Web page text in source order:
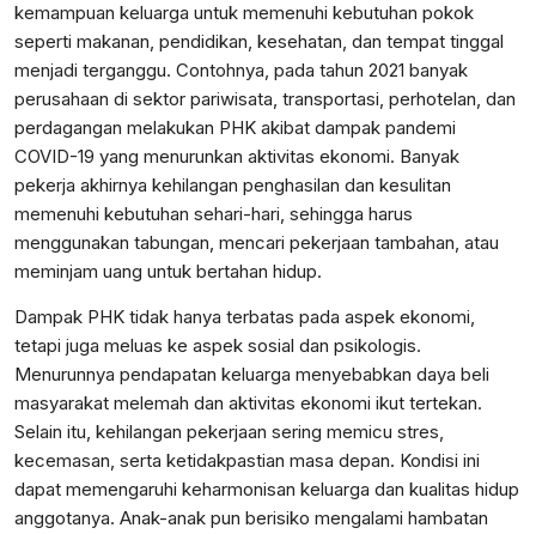
kemampuan keluarga untuk memenuhi kebutuhan pokok
seperti makanan, pendidikan, kesehatan, dan tempat tinggal
menjadi terganggu. Contohnya, pada tahun 2021 banyak
perusahaan di sektor pariwisata, transportasi, perhotelan, dan
perdagangan melakukan PHK akibat dampak pandemi
COVID-19 yang menurunkan aktivitas ekonomi. Banyak
pekerja akhirnya kehilangan penghasilan dan kesulitan
memenuhi kebutuhan sehari-hari, sehingga harus
menggunakan tabungan, mencari pekerjaan tambahan, atau
meminjam uang untuk bertahan hidup.
Dampak PHK tidak hanya terbatas pada aspek ekonomi,
tetapi juga meluas ke aspek sosial dan psikologis.
Menurunnya pendapatan keluarga menyebabkan daya beli
masyarakat melemah dan aktivitas ekonomi ikut tertekan.
Selain itu, kehilangan pekerjaan sering memicu stres,
kecemasan, serta ketidakpastian masa depan. Kondisi ini
dapat memengaruhi keharmonisan keluarga dan kualitas hidup
anggotanya. Anak-anak pun berisiko mengalami hambatan